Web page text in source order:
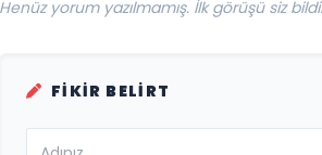
Henüz yorum yazılmamış. İlk görüşü siz
FIKIR BELIRT